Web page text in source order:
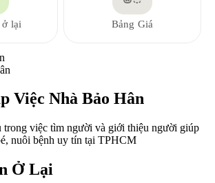
lại Bảng Giá
Việc Nhà Bảo Hân
trong việc tìm người và giới thiệu người giúp
nuôi bệnh uy tín tại TPHCM
Ở Lại